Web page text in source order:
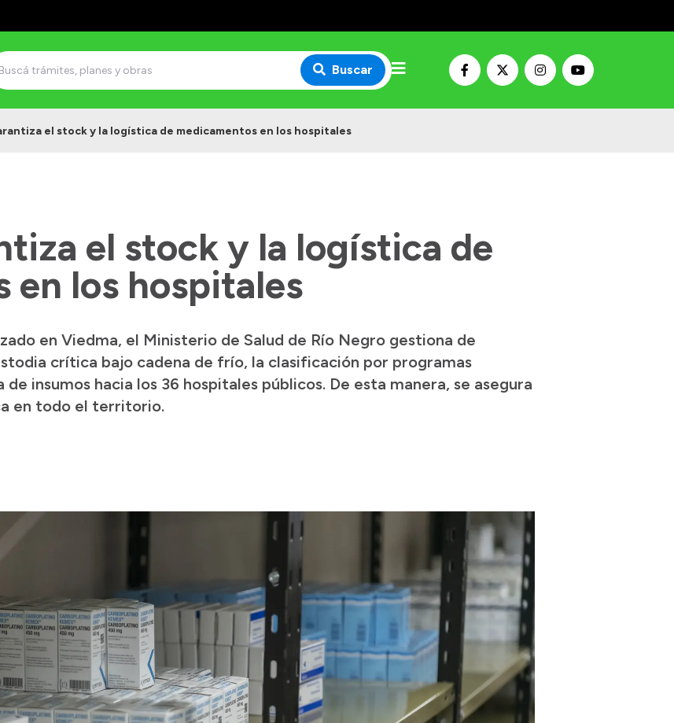
Buscar
el stock y la logística de medicamentos en los hospitales
el stock y la logística de
en los hospitales
en Viedma, el Ministerio de Salud de Río Negro gestiona de
crítica bajo cadena de frío, la clasificación por programas
insumos hacia los 36 hospitales públicos. De esta manera, se asegura
en todo el territorio.